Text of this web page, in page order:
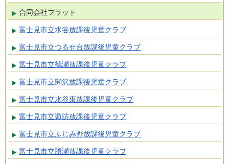
合同会社フラット
富士見市立水谷放課後児童クラブ
富士見市立つるせ台放課後児童クラブ
富士見市立鶴瀬放課後児童クラブ
富士見市立関沢放課後児童クラブ
富士見市立水谷東放課後児童クラブ
富士見市立諏訪放課後児童クラブ
富士見市立ふじみ野放課後児童クラブ
富士見市立勝瀬放課後児童クラブ